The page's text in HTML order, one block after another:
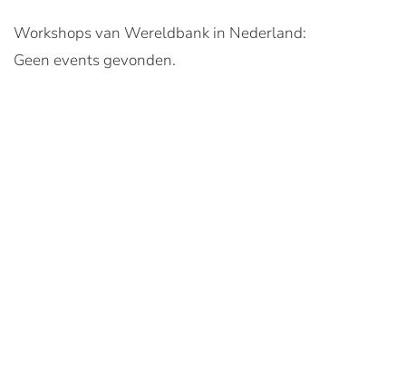
Workshops van Wereldbank in Nederland:
Geen events gevonden.